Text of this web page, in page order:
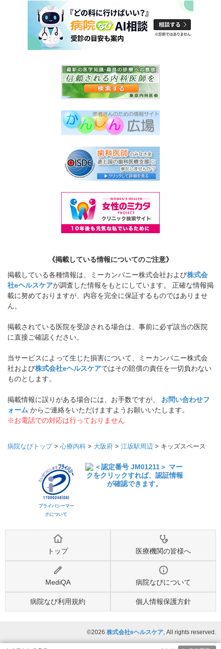
《掲載している情報についてのご注意》
掲載している各種情報は、ミーカンパニー株式会社および株式会
社eヘルスケアが調査した情報をもとにしています。 正確な情報掲
載に努めておりますが、内容を完全に保証するものではありませ
ん。
掲載されている医院を受診される場合は、事前に必ず該当の医院
に直接ご確認ください。
当サービスによって生じた損害について、ミーカンパニー株式会
社および株式会社eヘルスケアではその賠償の責任を一切負わない
ものとします。
掲載情報に誤りがある場合には、お手数ですが、 お問い合わせフ
ォーム からご連絡をいただけますようお願いいたします。
※お電話での対応は行っておりません
病院なびトップ> 心療内科 > 大阪府 > 江坂駅周辺 > キッズスペース
プライバシーマー
クについて
トップ 医療機関の皆様へ
MediQA 病院なびについて
病院なび利用規約 個人情報保護方針
©2026 株式会社eヘルスケア, All rights reserved.